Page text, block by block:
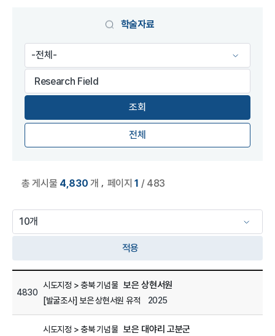
학술자료
전체
총 게시물 4,830 개 페이지1 / 483
적용
학술자료 관리 목록
4830
시도지정 > 충북 기념물 보은 상현서원
[발굴조사] 보은 상현서원 유적 2025
시도지정 > 충북 기념물 보은 대야리 고분군